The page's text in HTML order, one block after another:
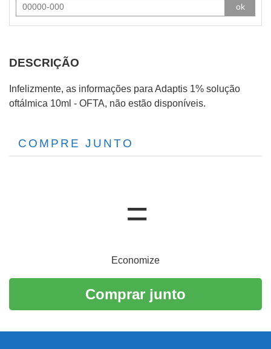
ok
DESCRIÇÃO
Infelizmente, as informações para Adaptis 1% solução
oftálmica 10ml - OFTA, não estão disponíveis.
COMPRE JUNTO
Economize
Comprar junto